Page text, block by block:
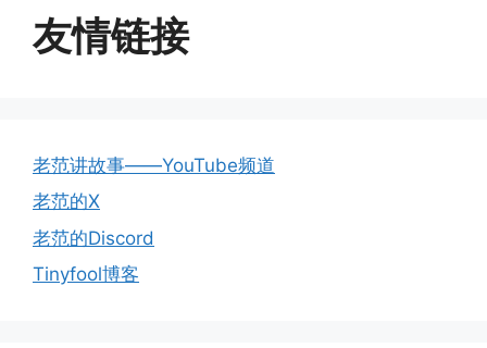
友情链接
老范讲故事——YouTube频道
老范的X
老范的Discord
Tinyfool博客